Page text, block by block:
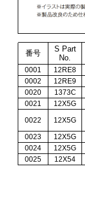
番号
S Part
No.
0001 12RE8
0002
12RE9
0020
1373C
0021
12X5G
0022
12X5G
0023
12X5G
0024
12X5G
0025
12X54